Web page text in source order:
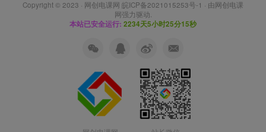
Copyright © 2023 · 网创电课网 皖ICP备2021015253号-1 · 由网创电课
网强力驱动.
本站已安全运行: 2234天5小时25分15秒